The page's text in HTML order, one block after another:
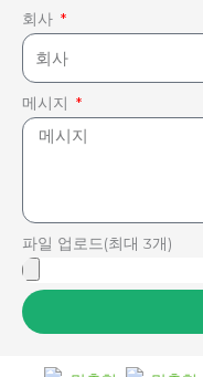
회사
메시지
파일 업로드(최대 3개)